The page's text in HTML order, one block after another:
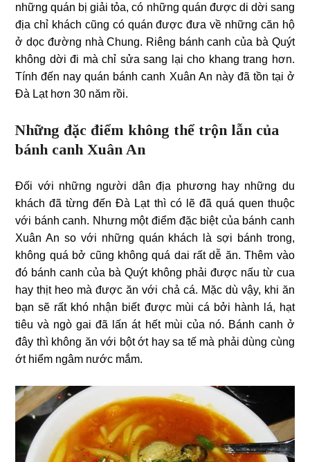
những quán bị giải tỏa, có những quán được di dời sang
địa chỉ khách cũng có quán được đưa về những căn hộ
ở dọc đường nhà Chung. Riêng bánh canh của bà Quýt
không dời đi mà chỉ sửa sang lại cho khang trang hơn.
Tính đến nay quán bánh canh Xuân An này đã tồn tại ở
Đà Lạt hơn 30 năm rồi.
Những đặc điểm không thể trộn lẫn của
bánh canh Xuân An
Đối với những người dân địa phương hay những du
khách đã từng đến Đà Lạt thì có lẽ đã quá quen thuộc
với bánh canh. Nhưng một điểm đặc biệt của bánh canh
Xuân An so với những quán khách là sợi bánh trong,
không quá bở cũng không quá dai rất dễ ăn. Thêm vào
đó bánh canh của bà Quýt không phải được nấu từ cua
hay thịt heo mà được ăn với chả cá. Mặc dù vậy, khi ăn
bạn sẽ rất khó nhận biết được mùi cá bởi hành lá, hạt
tiêu và ngò gai đã lấn át hết mùi của nó. Bánh canh ở
đây thì không ăn với bột ớt hay sa tế mà phải dùng cùng
ớt hiểm ngâm nước mắm.